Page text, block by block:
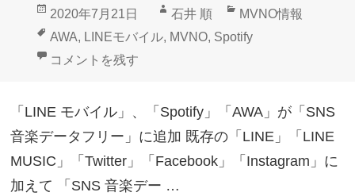
投
稿
日:
2020年7月21日
作
成
石井 順
カ
テ
MVNO情報
タ
グ
AWA, LINEモバイル, MVNO, Spotify
LINEモバイル、SpotifyとAWAがSNS音楽データフリ
コメントを残す
「LINE モバイル」、「Spotify」「AWA」が「SNS
音楽データフリー」に追加 既存の「LINE」「LINE
MUSIC」「Twitter」「Facebook」「Instagram」に
加えて 「SNS 音楽デー …